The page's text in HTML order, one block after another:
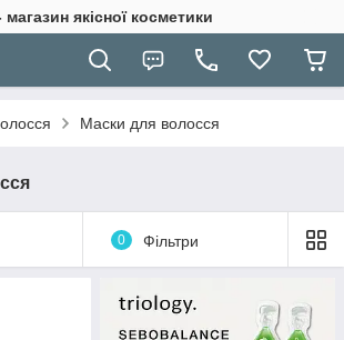
якісної косметики
Маски для волосся
0 Фільтри